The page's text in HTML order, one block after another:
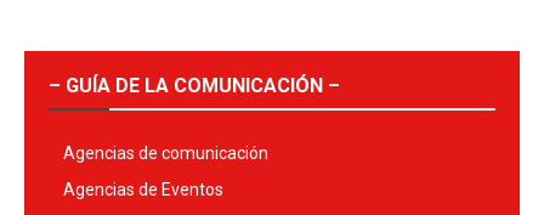
– GUÍA DE LA COMUNICACIÓN –
Agencias de comunicación
Agencias de Eventos